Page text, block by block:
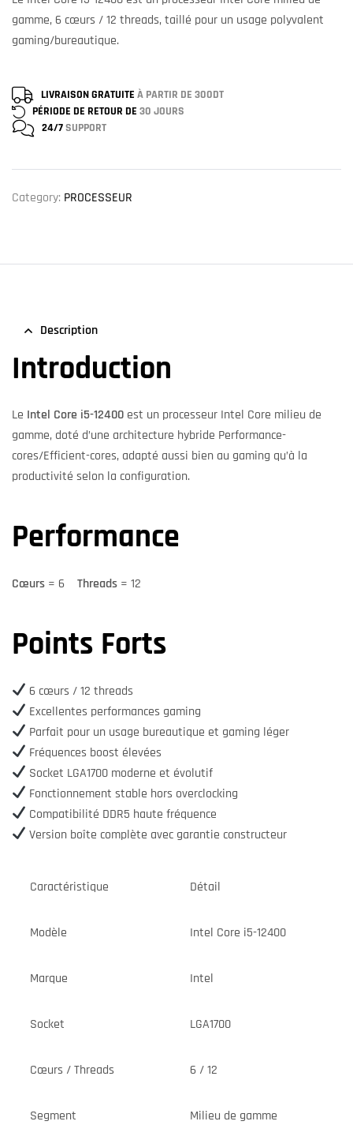
gamme, 6 cœurs / 12 threads, taillé pour un usage polyvalent
gaming/bureautique.
LIVRAISON GRATUITE À PARTIR DE 300DT
PÉRIODE DE RETOUR DE 30 JOURS
24/7SUPPORT
Category: PROCESSEUR
Description
Introduction
Le Intel Core i5-12400 est un processeur Intel Core milieu de
gamme, doté d’une architecture hybride Performance-
cores/Efficient-cores, adapté aussi bien au gaming qu’à la
productivité selon la configuration.
Performance
Cœurs = 6 Threads = 12
Points Forts
6 cœurs / 12 threads
Excellentes performances gaming
Parfait pour un usage bureautique et gaming léger
Fréquences boost élevées
Socket LGA1700 moderne et évolutif
Fonctionnement stable hors overclocking
Compatibilité DDR5 haute fréquence
Version boîte complète avec garantie constructeur
Caractéristique Détail
Modèle Intel Core i5-12400
Marque Intel
Socket LGA1700
Cœurs / Threads 6 / 12
Segment Milieu de gamme